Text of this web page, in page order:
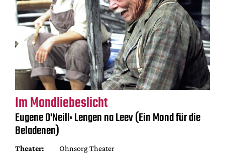
Im Mondliebeslicht
Eugene O'Neill: Lengen na Leev (Ein Mond für die
Beladenen)
Theater:
Ohnsorg Theater